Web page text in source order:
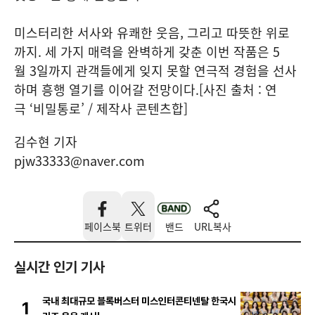
미스터리한 서사와 유쾌한 웃음, 그리고 따뜻한 위로
까지. 세 가지 매력을 완벽하게 갖춘 이번 작품은 5
월 3일까지 관객들에게 잊지 못할 연극적 경험을 선사
하며 흥행 열기를 이어갈 전망이다.[사진 출처 : 연
극 ‘비밀통로’ / 제작사 콘텐츠합]
김수현 기자
pjw33333@naver.com
페이스북 트위터 밴드 URL복사
실시간 인기 기사
1
국내 최대규모 블록버스터 미스인터콘티넨탈 한국시